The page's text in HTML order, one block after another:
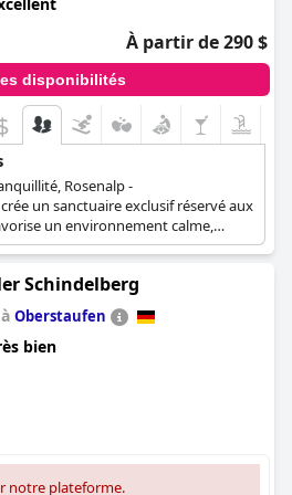
À partir de 290 $
disponibilités
Rosenalp -
un sanctuaire exclusif réservé aux
un environnement calme,
détendre, de récupérer et de se
personnel. En mettant l'accent sur
de pionnier dans ce domaine,
au fil des ans pour guider les
alimentaire. Qu'il s'agisse d'une
d'une cure de nettoyage corporel
Balance, de la méthode Logi ou
Rosenalp fournit des conseils
de chaque client. Depuis la
spa, huit ans seulement après
cessé d'innover dans son concept
peuvent profiter d'un large
des massages à la piscine, en
Schindelberg
Oberstaufen
bien
notre plateforme.